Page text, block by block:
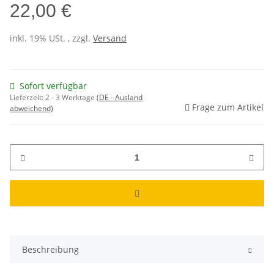
22,00 €
inkl. 19% USt. , zzgl. Versand
Sofort verfügbar
Lieferzeit:2 - 3 Werktage (DE - Ausland
abweichend)
Frage zum Artikel
Beschreibung